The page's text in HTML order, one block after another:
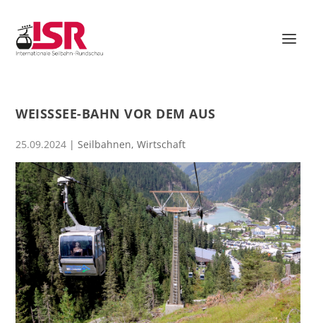
WEISSSEE-BAHN VOR DEM AUS
25.09.2024 |Seilbahnen,Wirtschaft